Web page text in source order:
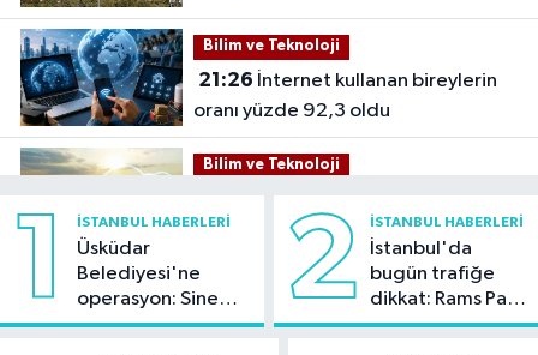
Bilim ve Teknoloji
21:26
oranı yüzde 92,3 oldu
Bilim ve Teknoloji
milyona ulaştı
Kültür Sanat
1 İSTANBUL HABERLERI
Üsküdar
Belediyesi'ne
operasyon: Sinem
Dedetaş'a
2 İSTANBUL HABERLERI
İstanbul'da
bugün trafiğe
dikkat: Rams Park
çevresinde bazı